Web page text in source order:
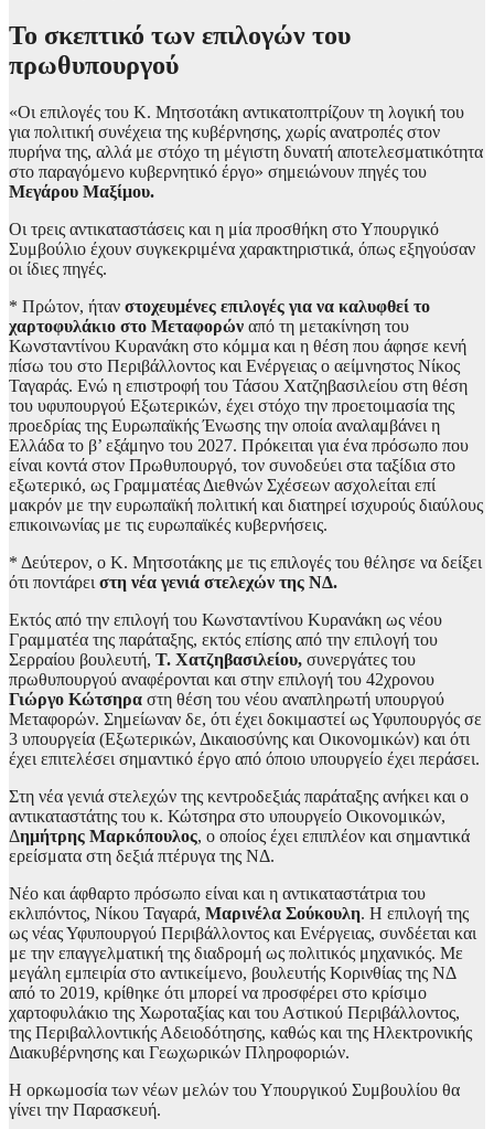
Το σκεπτικό των επιλογών του
πρωθυπουργού
«Οι επιλογές του Κ. Μητσοτάκη αντικατοπτρίζουν τη λογική του
για πολιτική συνέχεια της κυβέρνησης, χωρίς ανατροπές στον
πυρήνα της, αλλά με στόχο τη μέγιστη δυνατή αποτελεσματικότητα
στο παραγόμενο κυβερνητικό έργο» σημειώνουν πηγές του
Μεγάρου Μαξίμου.
Οι τρεις αντικαταστάσεις και η μία προσθήκη στο Υπουργικό
Συμβούλιο έχουν συγκεκριμένα χαρακτηριστικά, όπως εξηγούσαν
οι ίδιες πηγές.
* Πρώτον, ήταν στοχευμένες επιλογές για να καλυφθεί το
χαρτοφυλάκιο στο Μεταφορών από τη μετακίνηση του
Κωνσταντίνου Κυρανάκη στο κόμμα και η θέση που άφησε κενή
πίσω του στο Περιβάλλοντος και Ενέργειας ο αείμνηστος Νίκος
Ταγαράς. Ενώ η επιστροφή του Τάσου Χατζηβασιλείου στη θέση
του υφυπουργού Εξωτερικών, έχει στόχο την προετοιμασία της
προεδρίας της Ευρωπαϊκής Ένωσης την οποία αναλαμβάνει η
Ελλάδα το β’ εξάμηνο του 2027. Πρόκειται για ένα πρόσωπο που
είναι κοντά στον Πρωθυπουργό, τον συνοδεύει στα ταξίδια στο
εξωτερικό, ως Γραμματέας Διεθνών Σχέσεων ασχολείται επί
μακρόν με την ευρωπαϊκή πολιτική και διατηρεί ισχυρούς διαύλους
επικοινωνίας με τις ευρωπαϊκές κυβερνήσεις.
* Δεύτερον, ο Κ. Μητσοτάκης με τις επιλογές του θέλησε να δείξει
ότι ποντάρει στη νέα γενιά στελεχών της ΝΔ.
Εκτός από την επιλογή του Κωνσταντίνου Κυρανάκη ως νέου
Γραμματέα της παράταξης, εκτός επίσης από την επιλογή του
Σερραίου βουλευτή, Τ. Χατζηβασιλείου, συνεργάτες του
πρωθυπουργού αναφέρονται και στην επιλογή του 42χρονου
Γιώργο Κώτσηρα στη θέση του νέου αναπληρωτή υπουργού
Μεταφορών. Σημείωναν δε, ότι έχει δοκιμαστεί ως Υφυπουργός σε
3 υπουργεία (Εξωτερικών, Δικαιοσύνης και Οικονομικών) και ότι
έχει επιτελέσει σημαντικό έργο από όποιο υπουργείο έχει περάσει.
Στη νέα γενιά στελεχών της κεντροδεξιάς παράταξης ανήκει και ο
αντικαταστάτης του κ. Κώτσηρα στο υπουργείο Οικονομικών,
Δημήτρης Μαρκόπουλος, ο οποίος έχει επιπλέον και σημαντικά
ερείσματα στη δεξιά πτέρυγα της ΝΔ.
Νέο και άφθαρτο πρόσωπο είναι και η αντικαταστάτρια του
εκλιπόντος, Νίκου Ταγαρά, Μαρινέλα Σούκουλη. Η επιλογή της
ως νέας Υφυπουργού Περιβάλλοντος και Ενέργειας, συνδέεται και
με την επαγγελματική της διαδρομή ως πολιτικός μηχανικός. Με
μεγάλη εμπειρία στο αντικείμενο, βουλευτής Κορινθίας της ΝΔ
από το 2019, κρίθηκε ότι μπορεί να προσφέρει στο κρίσιμο
χαρτοφυλάκιο της Χωροταξίας και του Αστικού Περιβάλλοντος,
της Περιβαλλοντικής Αδειοδότησης, καθώς και της Ηλεκτρονικής
Διακυβέρνησης και Γεωχωρικών Πληροφοριών.
Η ορκωμοσία των νέων μελών του Υπουργικού Συμβουλίου θα
γίνει την Παρασκευή.